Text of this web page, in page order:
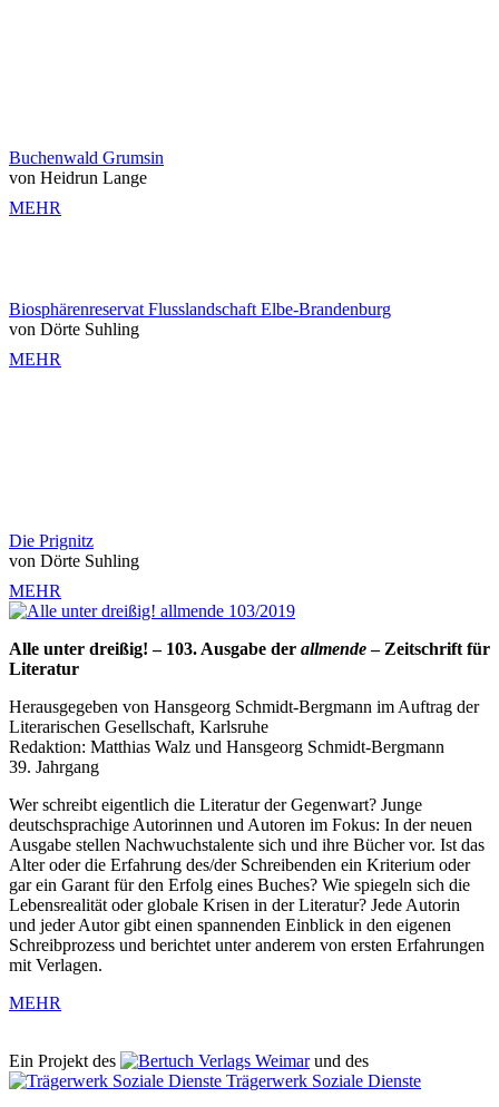
Buchenwald Grumsin
von Heidrun Lange
MEHR
Biosphärenreservat Flusslandschaft Elbe-Brandenburg
von Dörte Suhling
MEHR
Die Prignitz
von Dörte Suhling
MEHR
Alle unter dreißig! – 103. Ausgabe der allmende– Zeitschrift für
Literatur
Herausgegeben von Hansgeorg Schmidt-Bergmann im Auftrag der
Literarischen Gesellschaft, Karlsruhe
Redaktion: Matthias Walz und Hansgeorg Schmidt-Bergmann
39. Jahrgang
Wer schreibt eigentlich die Literatur der Gegenwart? Junge
deutschsprachige Autorinnen und Autoren im Fokus: In der neuen
Ausgabe stellen Nachwuchstalente sich und ihre Bücher vor. Ist das
Alter oder die Erfahrung des/der Schreibenden ein Kriterium oder
gar ein Garant für den Erfolg eines Buches? Wie spiegeln sich die
Lebensrealität oder globale Krisen in der Literatur? Jede Autorin
und jeder Autor gibt einen spannenden Einblick in den eigenen
Schreibprozess und berichtet unter anderem von ersten Erfahrungen
mit Verlagen.
MEHR
Ein Projekt des Verlags Weimarund des
Trägerwerk Soziale Dienste